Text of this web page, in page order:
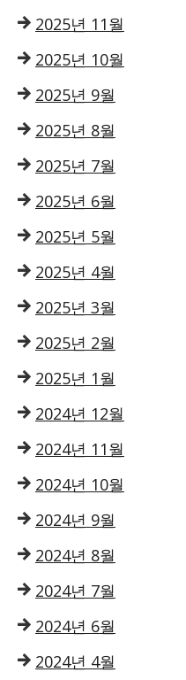
2025년 11월
2025년 10월
2025년 9월
2025년 8월
2025년 7월
2025년 6월
2025년 5월
2025년 4월
2025년 3월
2025년 2월
2025년 1월
2024년 12월
2024년 11월
2024년 10월
2024년 9월
2024년 8월
2024년 7월
2024년 6월
2024년 4월